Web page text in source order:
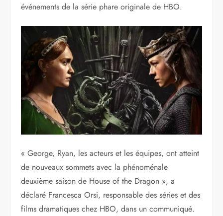
événements de la série phare originale de HBO.
« George, Ryan, les acteurs et les équipes, ont atteint
de nouveaux sommets avec la phénoménale
deuxième saison de House of the Dragon », a
déclaré Francesca Orsi, responsable des séries et des
films dramatiques chez HBO, dans un communiqué.